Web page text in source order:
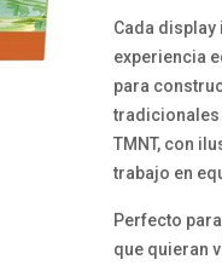
Cada
experiencia
para
tradicionales
TMNT, con
trabajo en
Perfecto
que quieran